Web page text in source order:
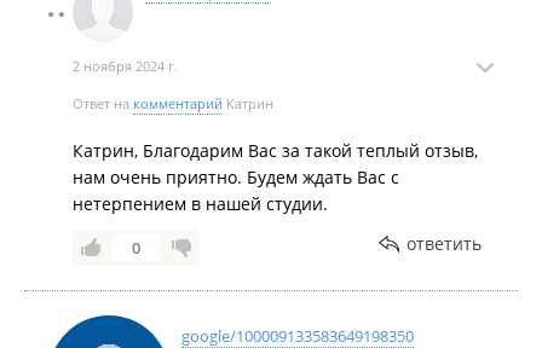
2 ноября 2024 г.
Ответ на комментарий Катрин
Катрин, Благодарим Вас за такой теплый отзыв,
нам очень приятно. Будем ждать Вас с
нетерпением в нашей студии.
0 ответить
google/100009133583649198350